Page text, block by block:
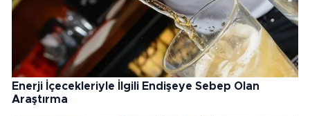
Enerji İçecekleriyle İlgili Endişeye Sebep Olan
Araştırma